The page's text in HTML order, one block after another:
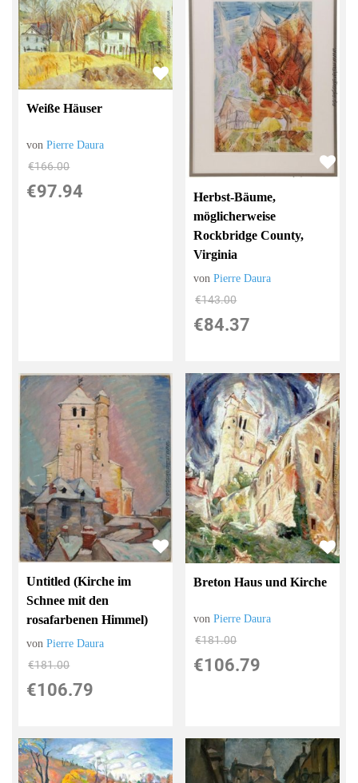
Weiße Häuser
vonPierre Daura
€166.00
€97.94
Herbst-Bäume,
möglicherweise
Rockbridge County,
Virginia
vonPierre Daura
€143.00
€84.37
Untitled (Kirche im
Schnee mit den
rosafarbenen Himmel)
vonPierre Daura
€181.00
€106.79
Breton Haus und Kirche
vonPierre Daura
€181.00
€106.79